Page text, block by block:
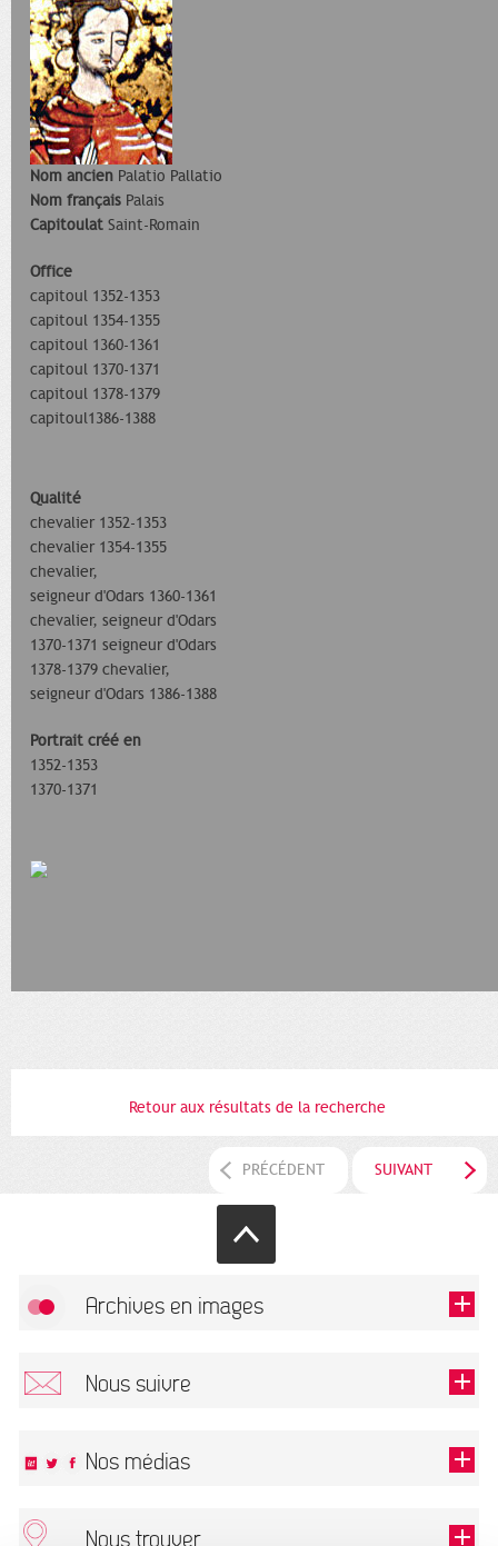
Nom ancien Palatio Pallatio
Nom français Palais
Capitoulat Saint-Romain
Office
capitoul 1352-1353
capitoul 1354-1355
capitoul 1360-1361
capitoul 1370-1371
capitoul 1378-1379
capitoul1386-1388
Qualité
chevalier 1352-1353
chevalier 1354-1355
chevalier,
seigneur d'Odars 1360-1361
chevalier, seigneur d'Odars
1370-1371 seigneur d'Odars
1378-1379 chevalier,
seigneur d'Odars 1386-1388
Portrait créé en
1352-1353
1370-1371
Retour aux résultats de la recherche
PRÉCÉDENT SUIVANT
Archives en images
Nous suivre
Nos médias
Nous trouver